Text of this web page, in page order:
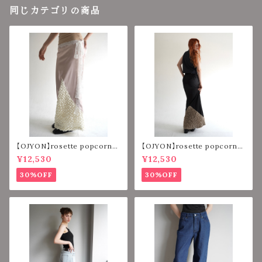
同じカテゴリの商品
【OJYON】rosette popcorn
mermaid skirt 【PINK】
¥12,530
30%OFF
【OJYON】rosette popcorn
mermaid skirt 【BLACK】
¥12,530
30%OFF